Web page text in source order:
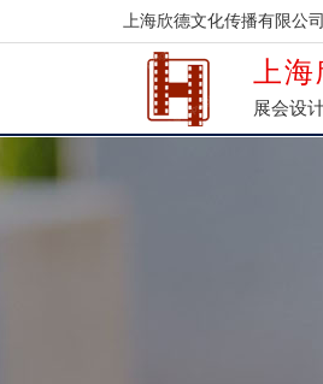
上海欣德文化传播有限公
上
展会设